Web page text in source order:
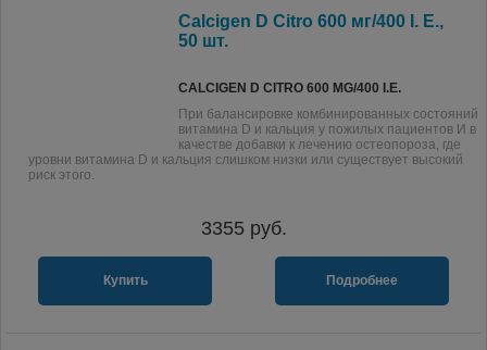
Calcigen D Citro 600 мг/400 I. E.,
50 шт.
CALCIGEN D CITRO 600 MG/400 I.E.
При балансировке комбинированных состояний
витамина D и кальция у пожилых пациентов И в
качестве добавки к лечению остеопороза, где
уровни витамина D и кальция слишком низки или существует высокий
риск этого.
3355 руб.
Купить Подробнее